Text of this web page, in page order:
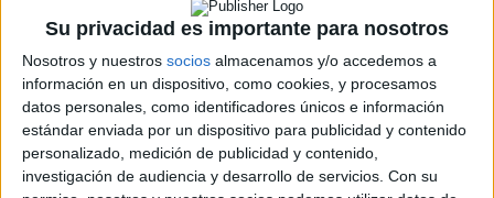
Su privacidad es importante para nosotros
Nosotros y nuestros socios almacenamos y/o accedemos a
información en un dispositivo, como cookies, y procesamos
datos personales, como identificadores únicos e información
estándar enviada por un dispositivo para publicidad y contenido
personalizado, medición de publicidad y contenido,
investigación de audiencia y desarrollo de servicios. Con su
ERC
CERA
CERT
Internacionales
Campeonatos Autonómicos
Históricos
Dakar
RallyCross